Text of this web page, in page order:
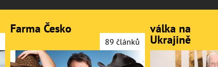
Farma Česko
89 článků
válka na
Ukrajině